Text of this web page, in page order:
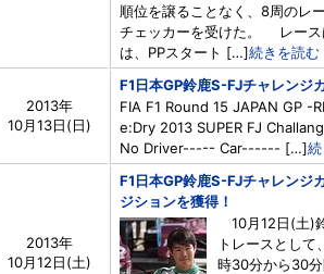
順位を譲ることなく、8周のレ
チェッカーを受けた。 レース
は、PPスタート […]続きを読む
2013年
10月13日(日)
F1日本GP鈴鹿S-FJチャレンジ
FIA F1 Round 15 JAPAN GP
e:Dry 2013 SUPER FJ
No Driver----- Car------ […]
2013年
10月12日(土)
F1日本GP鈴鹿S-FJチャレンジ
ジションを獲得！
10月12日(土)
トレースとし
時30分から30